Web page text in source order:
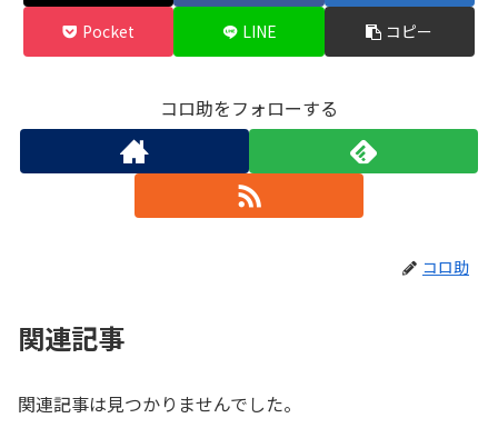
Pocket LINE コピー
コロ助をフォローする
コロ助
関連記事
関連記事は見つかりませんでした。